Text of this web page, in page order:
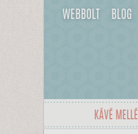
WEBBOLT BLOG
KÁVÉ MELLÉ